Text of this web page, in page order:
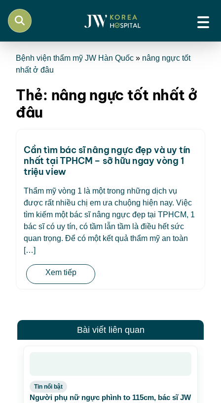
Bệnh viện thẩm mỹ JW Hàn Quốc » nâng ngực tốt
nhất ở đâu
Thẻ: nâng ngực tốt nhất ở
đâu
Cần tìm bác sĩ nâng ngực đẹp và uy tín
nhất tại TPHCM – sỡ hữu ngay vòng 1
triệu view
Thẩm mỹ vòng 1 là một trong những dịch vụ
được rất nhiều chị em ưa chuộng hiện nay. Việc
tìm kiếm một bác sĩ nâng ngực đẹp tại TPHCM, 1
bác sĩ có uy tín, có tầm lẫn tầm là điều hết sức
quan trọng. Để có một kết quả thẩm mỹ an toàn
[…]
Xem tiếp
Bài viết liên quan
Tin nổi bật
Người phụ nữ ngực phình to 115cm, bác sĩ JW